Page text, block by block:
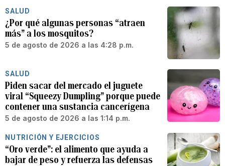
SALUD
¿Por qué algunas personas “atraen
más” a los mosquitos?
5 de agosto de 2026 a las 4:28 p.m.
SALUD
Piden sacar del mercado el juguete
viral “Squeezy Dumpling” porque puede
contener una sustancia cancerígena
5 de agosto de 2026 a las 1:14 p.m.
NUTRICIÓN Y EJERCICIOS
“Oro verde”: el alimento que ayuda a
bajar de peso y refuerza las defensas